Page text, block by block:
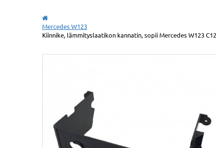
Mercedes W123
Kiinnike, lämmityslaatikon kannatin, sopii Mercedes W123